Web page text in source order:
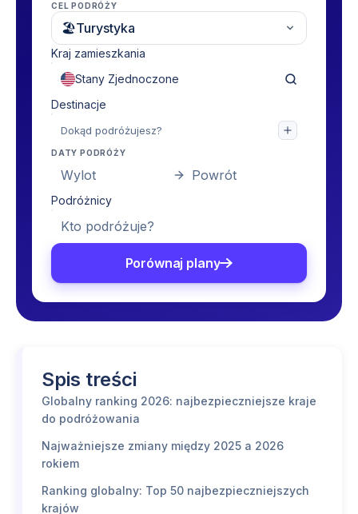
CEL PODRÓŻY
🏖Turystyka
Kraj zamieszkania
Destinacje
DATY PODRÓŻY
Wylot Powrót
Podróżnicy
Kto podróżuje?
Porównaj plany
Spis treści
Globalny ranking 2026: najbezpieczniejsze kraje
do podróżowania
Najważniejsze zmiany między 2025 a 2026
rokiem
Ranking globalny: Top 50 najbezpieczniejszych
krajów